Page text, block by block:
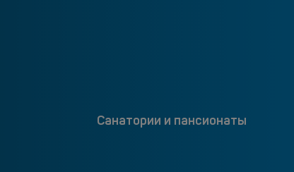
Санатории и пансионаты